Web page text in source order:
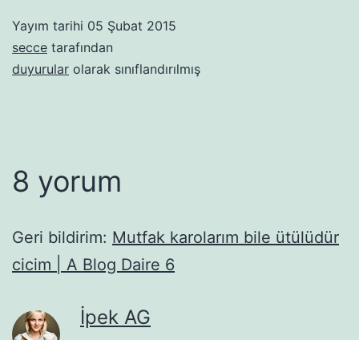
Yayım tarihi 05 Şubat 2015
secce tarafından
duyurular olarak sınıflandırılmış
8 yorum
Geri bildirim: Mutfak karolarım bile ütülüdür
cicim | A Blog Daire 6
İpek AG